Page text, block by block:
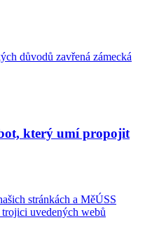
důvodů zavřená zámecká
který umí propojit
stránkách a MěÚSS
uvedených webů